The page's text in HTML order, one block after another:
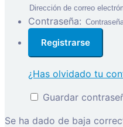
Contraseña:
¿Has olvidado tu
Guardar
Se ha dado de baja